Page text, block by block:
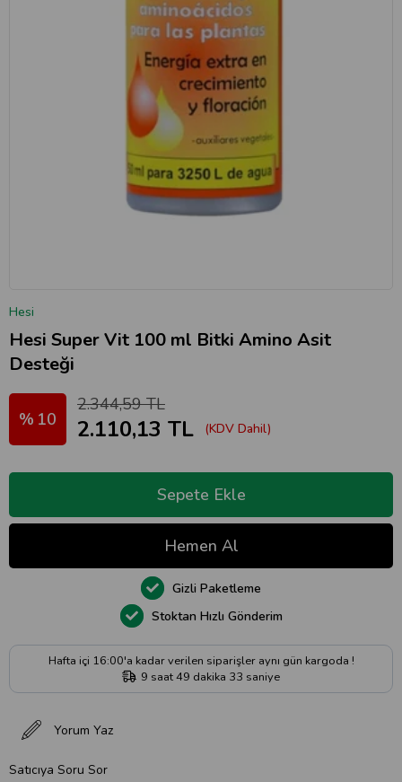
Hesi
Hesi Super Vit 100 ml Bitki Amino Asit
Desteği
10
2.344,59 TL
2.110,13 TL (KDV Dahil)
Yorum Yaz
Satıcıya Soru Sor
Hafta içi 16:00'a kadar verilen siparişler aynı gün kargoda !
9 saat49 dakika 32 saniye
Stoktan Hızlı Gönderim
Gizli Paketleme